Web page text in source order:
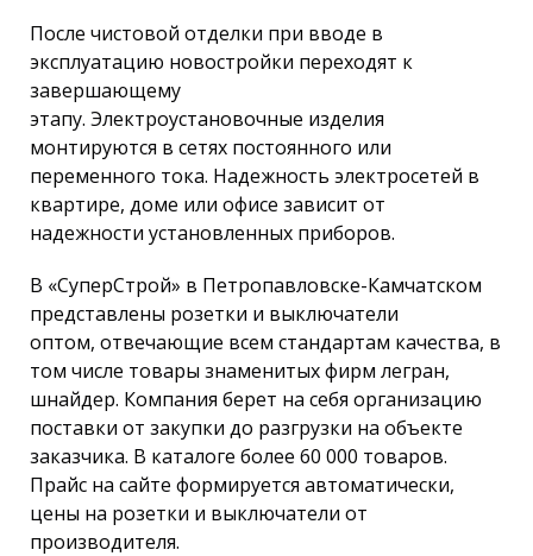
После чистовой отделки при вводе в
эксплуатацию новостройки переходят к
завершающему
этапу. Электроустановочные изделия
монтируются в сетях постоянного или
переменного тока. Надежность электросетей в
квартире, доме или офисе зависит от
надежности установленных приборов.
В «СуперСтрой» в Петропавловске-Камчатском
представлены розетки и выключатели
оптом, отвечающие всем стандартам качества, в
том числе товары знаменитых фирм легран,
шнайдер. Компания берет на себя организацию
поставки от закупки до разгрузки на объекте
заказчика. В каталоге более 60 000 товаров.
Прайс на сайте формируется автоматически,
цены на розетки и выключатели от
производителя.